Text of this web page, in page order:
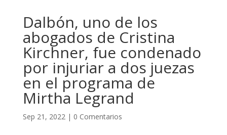
Dalbón, uno de los
abogados de Cristina
Kirchner, fue condenado
por injuriar a dos juezas
en el programa de
Mirtha Legrand
Sep 21, 2022| 0 Comentarios